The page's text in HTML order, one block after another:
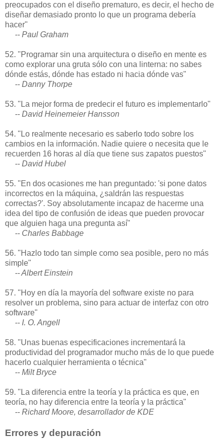
preocupados con el diseño prematuro, es decir, el hecho de
diseñar demasiado pronto lo que un programa debería
hacer"
-- Paul Graham
52. "Programar sin una arquitectura o diseño en mente es
como explorar una gruta sólo con una linterna: no sabes
dónde estás, dónde has estado ni hacia dónde vas"
-- Danny Thorpe
53. "La mejor forma de predecir el futuro es implementarlo"
-- David Heinemeier Hansson
54. "Lo realmente necesario es saberlo todo sobre los
cambios en la información. Nadie quiere o necesita que le
recuerden 16 horas al día que tiene sus zapatos puestos"
-- David Hubel
55. "En dos ocasiones me han preguntado: 'si pone datos
incorrectos en la máquina, ¿saldrán las respuestas
correctas?'. Soy absolutamente incapaz de hacerme una
idea del tipo de confusión de ideas que pueden provocar
que alguien haga una pregunta así"
-- Charles Babbage
56. "Hazlo todo tan simple como sea posible, pero no más
simple"
-- Albert Einstein
57. "Hoy en día la mayoría del software existe no para
resolver un problema, sino para actuar de interfaz con otro
software"
-- I. O. Angell
58. "Unas buenas especificaciones incrementará la
productividad del programador mucho más de lo que puede
hacerlo cualquier herramienta o técnica"
-- Milt Bryce
59. "La diferencia entre la teoría y la práctica es que, en
teoría, no hay diferencia entre la teoría y la práctica"
-- Richard Moore, desarrollador de KDE
Errores y depuración